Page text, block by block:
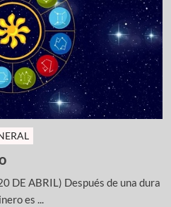
DE ABRIL) Después de una dura
es ...